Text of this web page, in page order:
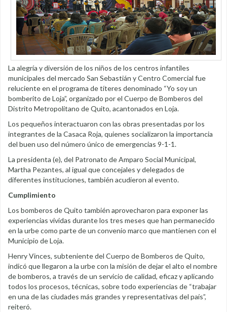
La alegría y diversión de los niños de los centros infantiles
municipales del mercado San Sebastián y Centro Comercial fue
reluciente en el programa de títeres denominado “Yo soy un
bomberito de Loja”, organizado por el Cuerpo de Bomberos del
Distrito Metropolitano de Quito, acantonados en Loja.
Los pequeños interactuaron con las obras presentadas por los
integrantes de la Casaca Roja, quienes socializaron la importancia
del buen uso del número único de emergencias 9-1-1.
La presidenta (e), del Patronato de Amparo Social Municipal,
Martha Pezantes, al igual que concejales y delegados de
diferentes instituciones, también acudieron al evento.
Cumplimiento
Los bomberos de Quito también aprovecharon para exponer las
experiencias vividas durante los tres meses que han permanecido
en la urbe como parte de un convenio marco que mantienen con el
Municipio de Loja.
Henry Vinces, subteniente del Cuerpo de Bomberos de Quito,
indicó que llegaron a la urbe con la misión de dejar el alto el nombre
de bomberos, a través de un servicio de calidad, eficaz y aplicando
todos los procesos, técnicas, sobre todo experiencias de “trabajar
en una de las ciudades más grandes y representativas del país”,
reiteró.